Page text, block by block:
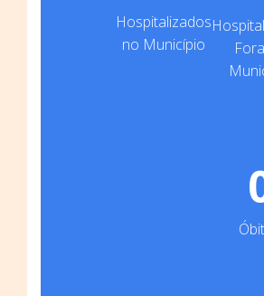
Hospitalizados
no Município